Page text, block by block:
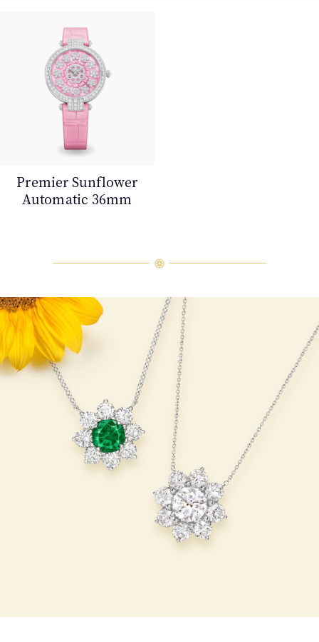
Premier Sunflower
Automatic 36mm